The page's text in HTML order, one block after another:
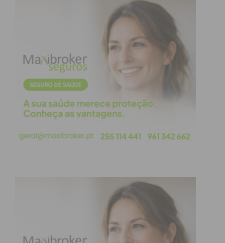
atualizada.
Eu li e concordo com os
termos e
condições